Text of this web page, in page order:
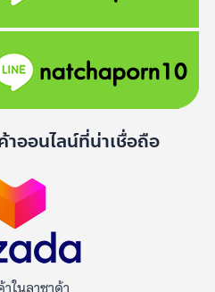
ออนไลน์ที่น่าเชื่อถือ
ในลาซาด้า